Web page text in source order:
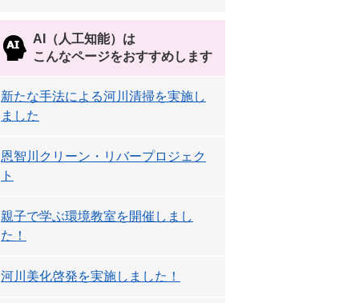
AI（人工知能）は
こんなページをおすすめします
新たな手法による河川清掃を実施し
ました
恩智川クリーン・リバープロジェク
ト
親子で学ぶ環境教室を開催しまし
た！
河川美化啓発を実施しました！